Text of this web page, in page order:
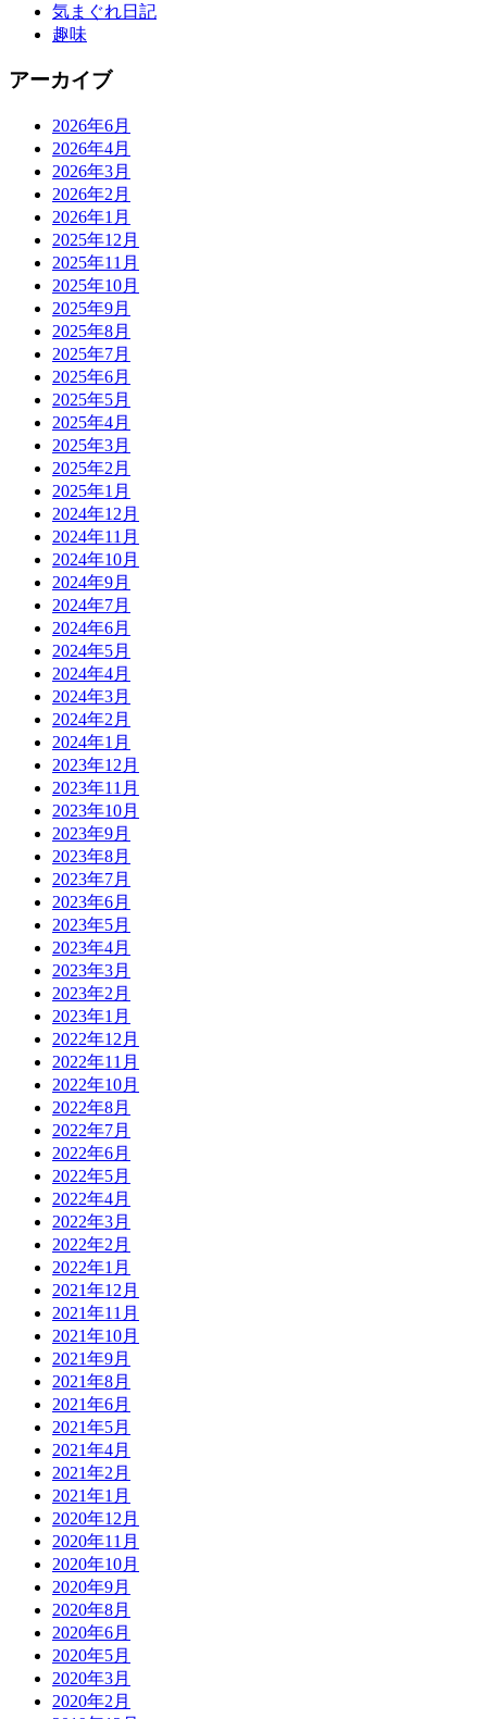
気まぐれ日記
趣味
アーカイブ
2026年6月
2026年4月
2026年3月
2026年2月
2026年1月
2025年12月
2025年11月
2025年10月
2025年9月
2025年8月
2025年7月
2025年6月
2025年5月
2025年4月
2025年3月
2025年2月
2025年1月
2024年12月
2024年11月
2024年10月
2024年9月
2024年7月
2024年6月
2024年5月
2024年4月
2024年3月
2024年2月
2024年1月
2023年12月
2023年11月
2023年10月
2023年9月
2023年8月
2023年7月
2023年6月
2023年5月
2023年4月
2023年3月
2023年2月
2023年1月
2022年12月
2022年11月
2022年10月
2022年8月
2022年7月
2022年6月
2022年5月
2022年4月
2022年3月
2022年2月
2022年1月
2021年12月
2021年11月
2021年10月
2021年9月
2021年8月
2021年6月
2021年5月
2021年4月
2021年2月
2021年1月
2020年12月
2020年11月
2020年10月
2020年9月
2020年8月
2020年6月
2020年5月
2020年3月
2020年2月